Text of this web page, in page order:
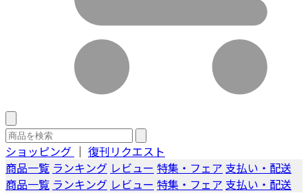
ショッピング ｜ 復刊リクエスト
商品一覧 ランキング レビュー 特集・フェア 支払い・配送
商品一覧 ランキング レビュー 特集・フェア 支払い・配送